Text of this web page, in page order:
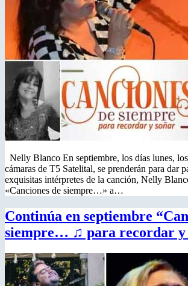
Nelly Blanco En septiembre, los días lunes,
cámaras de T5 Satelital, se prenderán para dar
exquisitas intérpretes de la canción, Nelly
«Canciones de siempre…» a…
Continúa en septiembre
siempre… ♫ para recordar y